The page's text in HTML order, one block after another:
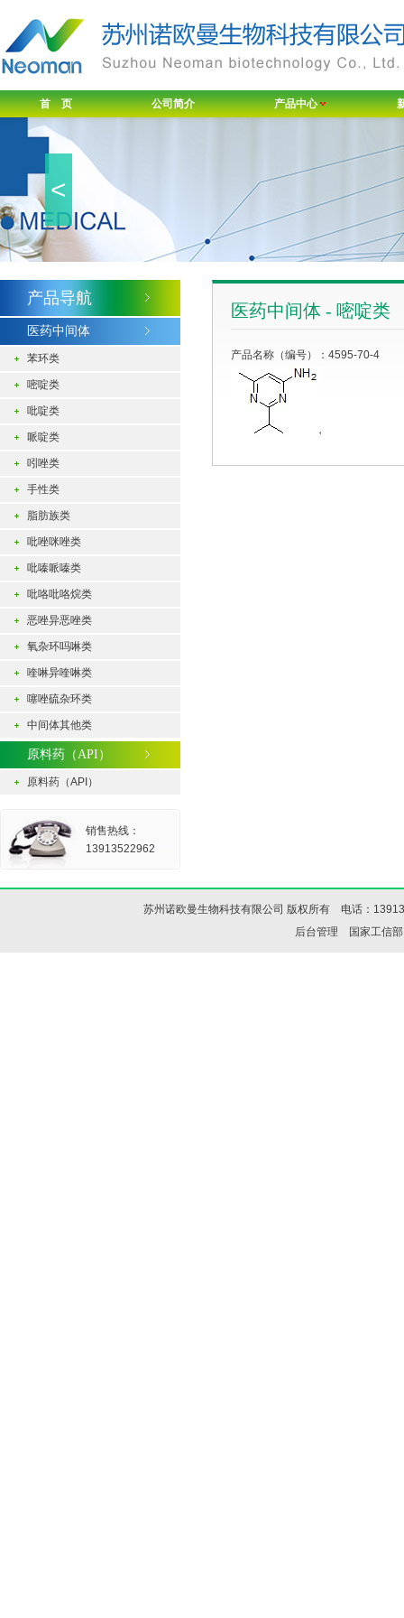
首 页 公司简介 产品中心
<
产品导航
医药中间体
苯环类
嘧啶类
吡啶类
哌啶类
吲唑类
手性类
脂肪族类
吡唑咪唑类
吡嗪哌嗪类
吡咯吡咯烷类
恶唑异恶唑类
氧杂环吗啉类
喹啉异喹啉类
噻唑硫杂环类
中间体其他类
原料药（API）
原料药（API）
销售热线：
13913522962
医药中间体 - 嘧啶类
产品名称（编号）：4595-70-4
苏州诺欧曼生物科技有限公司 版权所有 电话：
后台管理 国家工信部